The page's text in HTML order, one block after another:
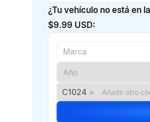
¿Tu vehículo no está en
$9.99 USD:
C1024 ×